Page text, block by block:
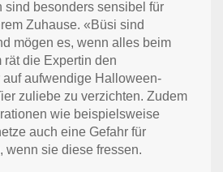
sind besonders sensibel für
Zuhause. «Büsi sind
mögen es, wenn alles beim
die Expertin den
aufwendige Halloween-
zuliebe zu verzichten. Zudem
wie beispielsweise
auch eine Gefahr für
wenn sie diese fressen.